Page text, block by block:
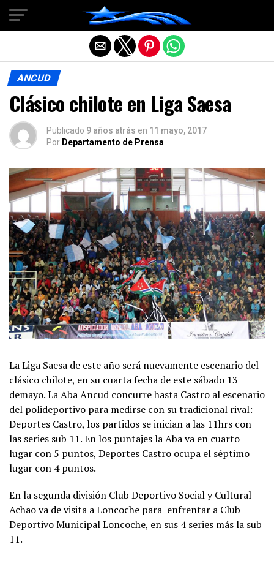
ANCUD
Clásico chilote en Liga Saesa
Publicado 9 años atrás en 11 mayo, 2017
Por Departamento de Prensa
La Liga Saesa de este año será nuevamente escenario del
clásico chilote, en su cuarta fecha de este sábado 13
demayo. La Aba Ancud concurre hasta Castro al escenario
del polideportivo para medirse con su tradicional rival:
Deportes Castro, los partidos se inician a las 11hrs con
las series sub 11. En los puntajes la Aba va en cuarto
lugar con 5 puntos, Deportes Castro ocupa el séptimo
lugar con 4 puntos.
En la segunda división Club Deportivo Social y Cultural
Achao va de visita a Loncoche para enfrentar a Club
Deportivo Municipal Loncoche, en sus 4 series más la sub
11.
Salir de la versión móvil